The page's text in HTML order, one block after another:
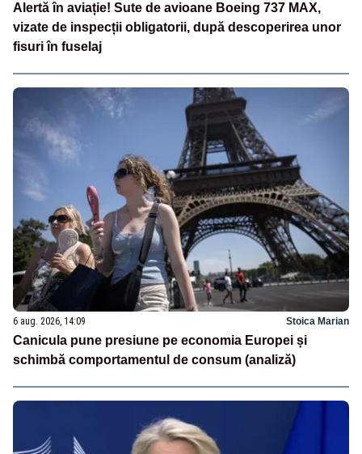
Alertă în aviație! Sute de avioane Boeing 737 MAX,
vizate de inspecții obligatorii, după descoperirea unor
fisuri în fuselaj
6 aug. 2026, 14:09 Stoica Marian
Canicula pune presiune pe economia Europei și
schimbă comportamentul de consum (analiză)